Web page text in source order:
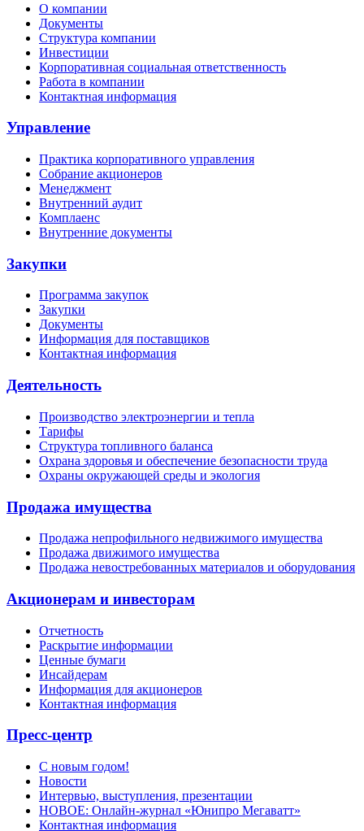
О компании
Документы
Структура компании
Инвестиции
Корпоративная социальная ответственность
Работа в компании
Контактная информация
Управление
Практика корпоративного управления
Собрание акционеров
Менеджмент
Внутренний аудит
Комплаенс
Внутренние документы
Закупки
Программа закупок
Закупки
Документы
Информация для поставщиков
Контактная информация
Деятельность
Производство электроэнергии и тепла
Тарифы
Структура топливного баланса
Охрана здоровья и обеспечение безопасности труда
Охраны окружающей среды и экология
Продажа имущества
Продажа непрофильного недвижимого имущества
Продажа движимого имущества
Продажа невостребованных материалов и оборудования
Акционерам и инвесторам
Отчетность
Раскрытие информации
Ценные бумаги
Инсайдерам
Информация для акционеров
Контактная информация
Пресс-центр
С новым годом!
Новости
Интервью, выступления, презентации
НОВОЕ: Онлайн-журнал «Юнипро Мегаватт»
Контактная информация